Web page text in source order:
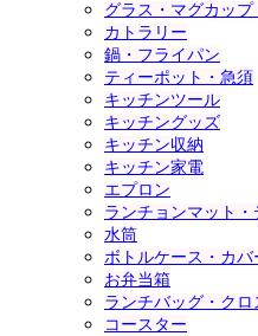
グラス・マグカップ
カトラリー
鍋・フライパン
ティーポット・急須
キッチンツール
キッチングッズ
キッチン収納
キッチン家電
エプロン
ランチョンマット
水筒
ボトルケース・カバ
お弁当箱
ランチバッグ・クロ
コースター